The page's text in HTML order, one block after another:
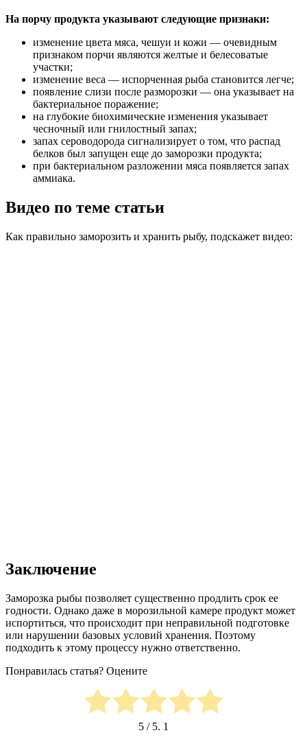
На порчу продукта указывают следующие признаки:
изменение цвета мяса, чешуи и кожи — очевидным
признаком порчи являются желтые и белесоватые
участки;
изменение веса — испорченная рыба становится легче;
появление слизи после разморозки — она указывает на
бактериальное поражение;
на глубокие биохимические изменения указывает
чесночный или гнилостный запах;
запах сероводорода сигнализирует о том, что распад
белков был запущен еще до заморозки продукта;
при бактериальном разложении мяса появляется запах
аммиака.
Видео по теме статьи
Как правильно заморозить и хранить рыбу, подскажет видео:
Заключение
Заморозка рыбы позволяет существенно продлить срок ее
годности. Однако даже в морозильной камере продукт может
испортиться, что происходит при неправильной подготовке
или нарушении базовых условий хранения. Поэтому
подходить к этому процессу нужно ответственно.
Понравилась статья? Оцените
5 / 5. 1